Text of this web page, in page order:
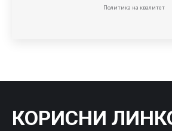
Политика на квалитет
КОРИСНИ